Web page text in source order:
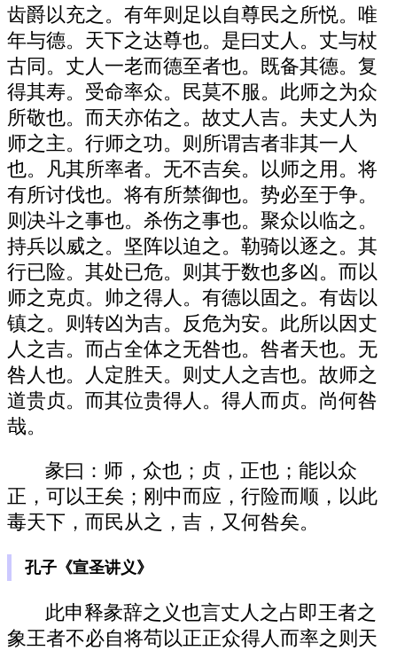
齿爵以充之。有年则足以自尊民之所悦。唯
年与德。天下之达尊也。是曰丈人。丈与杖
古同。丈人一老而德至者也。既备其德。复
得其寿。受命率众。民莫不服。此师之为众
所敬也。而天亦佑之。故丈人吉。夫丈人为
师之主。行师之功。则所谓吉者非其一人
也。凡其所率者。无不吉矣。以师之用。将
有所讨伐也。将有所禁御也。势必至于争。
则决斗之事也。杀伤之事也。聚众以临之。
持兵以威之。坚阵以迫之。勒骑以逐之。其
行已险。其处已危。则其于数也多凶。而以
师之克贞。帅之得人。有德以固之。有齿以
镇之。则转凶为吉。反危为安。此所以因丈
人之吉。而占全体之无咎也。咎者天也。无
咎人也。人定胜天。则丈人之吉也。故师之
道贵贞。而其位贵得人。得人而贞。尚何咎
哉。
彖曰：师，众也；贞，正也；能以众
正，可以王矣；刚中而应，行险而顺，以此
毒天下，而民从之，吉，又何咎矣。
孔子《宣圣讲义》
此申释彖辞之义也言丈人之占即王者之
象王者不必自将苟以正正众得人而率之则天